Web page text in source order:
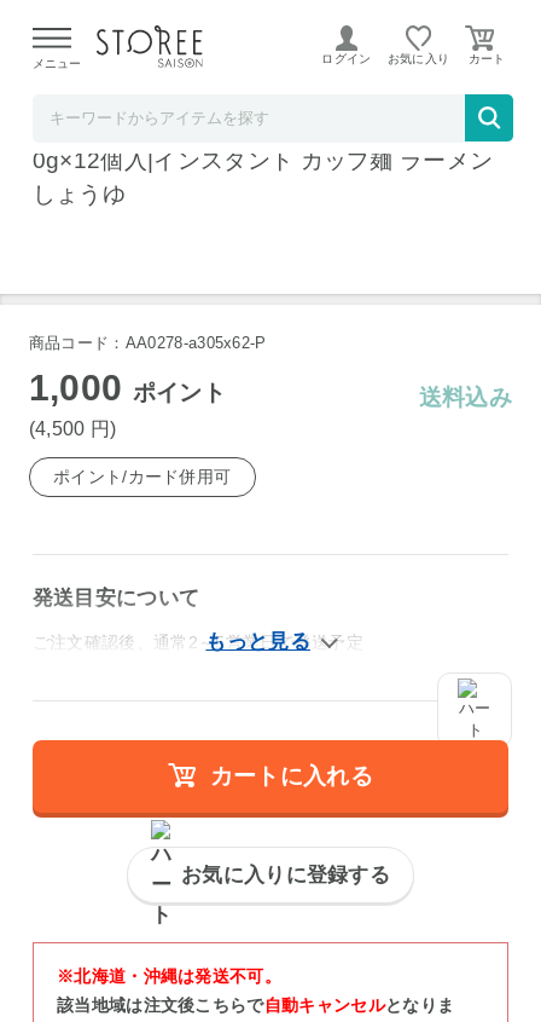
よる配送遅延が発生しております。
メニュー ログイン お気に入り
東洋水産 マルちゃん正麺 カップ 芳醇醤油 12
0g×12個入|インスタント カップ麺 ラーメン
しょうゆ
商品コード：AA0278-a305x62-P
1,000 ポイント
(4,500 円)
送料込み
ポイント/カード併用可
発送目安について
ご注文確認後、通常2～5営業日で発送予定
カートに入れる
お気に入りに登録する
※北海道・沖縄は発送不可。
該当地域は注文後こちらで自動キャンセルとなりま